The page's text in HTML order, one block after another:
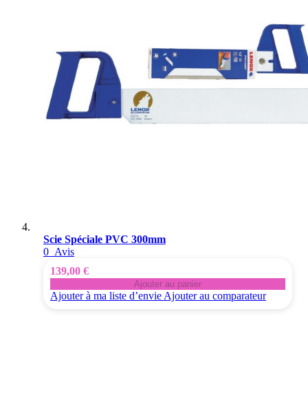
Scie Spéciale PVC 300mm
0 Avis
139,00 €
Ajouter au panier
Ajouter à ma liste d’envie Ajouter au comparateur